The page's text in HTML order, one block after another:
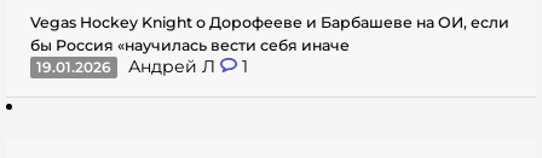
Vegas Hockey Knight о Дорофееве и Барбашеве на ОИ, если
бы Россия «научилась вести себя иначе
19.01.2026
Андрей Л 1